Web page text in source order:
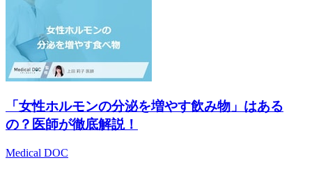
「女性ホルモンの分泌を増やす飲み物」はある
の？医師が徹底解説！
Medical DOC